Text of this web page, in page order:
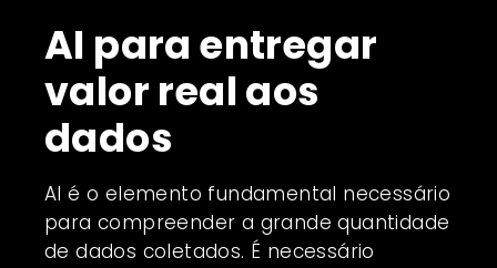
AI para entregar
valor real aos
dados
AI é o elemento fundamental necessário
para compreender a grande quantidade
de dados coletados. É necessário